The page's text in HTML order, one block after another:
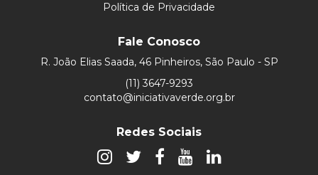
Política de Privacidade
Fale Conosco
R. João Elias Saada, 46 Pinheiros, São Paulo - SP
(11) 3647-9293
contato@iniciativaverde.org.br
Redes Sociais